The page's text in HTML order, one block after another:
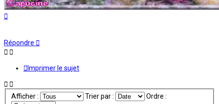
Répondre
Imprimer le sujet
Afficher : Trier par : Ordre :